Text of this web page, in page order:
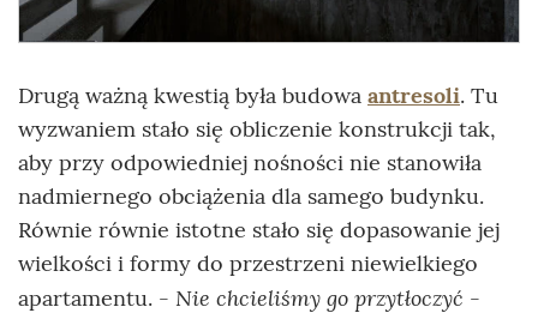
Drugą ważną kwestią była budowa antresoli. Tu
wyzwaniem stało się obliczenie konstrukcji tak,
aby przy odpowiedniej nośności nie stanowiła
nadmiernego obciążenia dla samego budynku.
Równie równie istotne stało się dopasowanie jej
wielkości i formy do przestrzeni niewielkiego
apartamentu. - Nie chcieliśmy go przytłoczyć -